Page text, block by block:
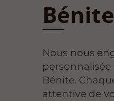
Bénite
Nous nous
personnalisée
Bénite.
attentive de